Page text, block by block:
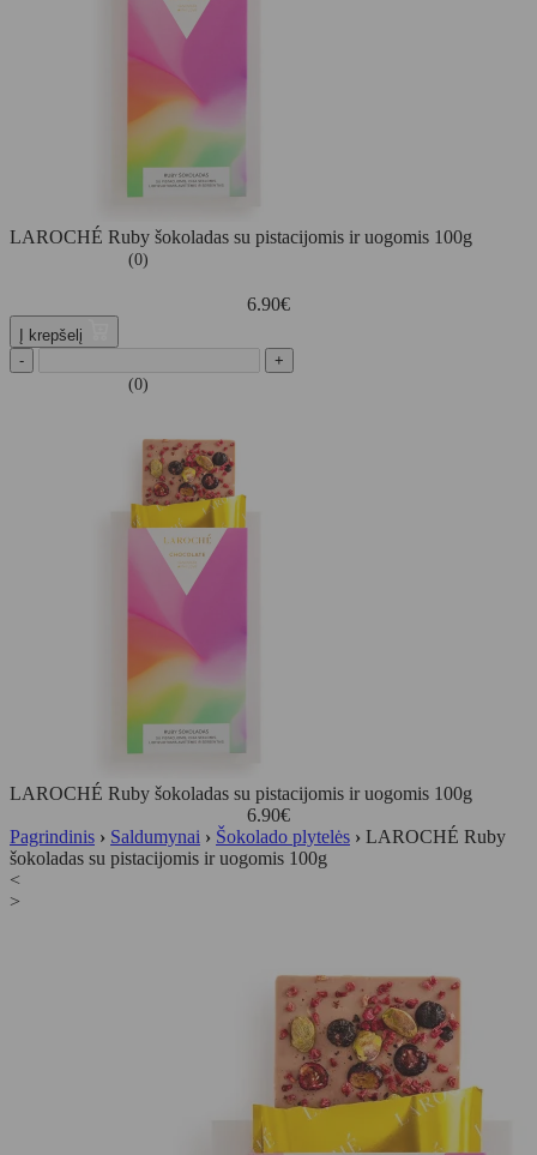
LAROCHÉ Ruby šokoladas su pistacijomis ir uogomis 100g
(0)
6.90€
Į krepšelį
-
+
(0)
LAROCHÉ Ruby šokoladas su pistacijomis ir uogomis 100g
6.90€
Pagrindinis › Saldumynai › Šokolado plytelės › LAROCHÉ Ruby
šokoladas su pistacijomis ir uogomis 100g
<
>